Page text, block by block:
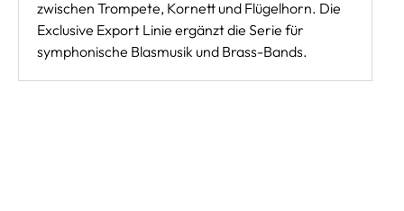
zwischen Trompete, Kornett und Flügelhorn. Die
Exclusive Export Linie ergänzt die Serie für
symphonische Blasmusik und Brass-Bands.